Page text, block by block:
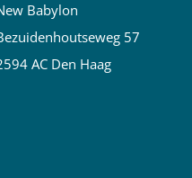
Babylon
57
AC Den Haag